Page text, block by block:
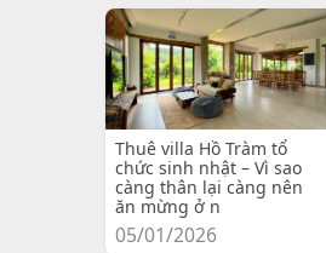
Thuê villa Hồ Tràm tổ
chức sinh nhật – Vì sao
càng thân lại càng nên
ăn mừng ở n
05/01/2026